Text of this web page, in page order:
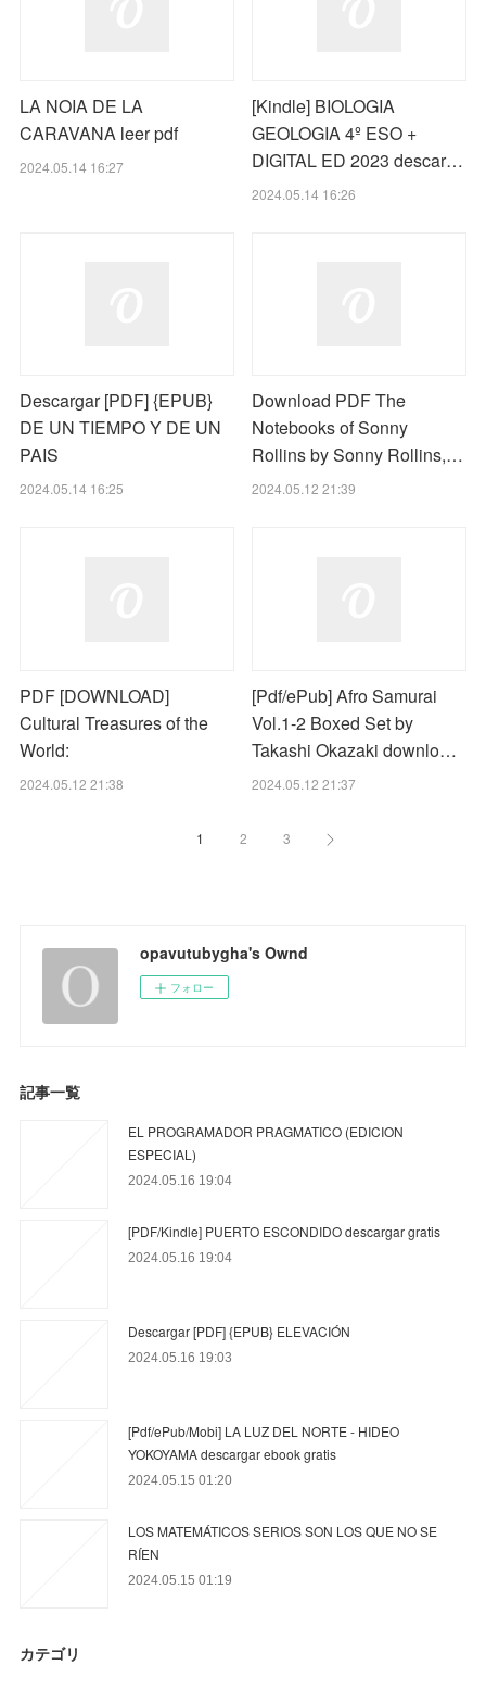
LA NOIA DE LA
CARAVANA leer pdf
2024.05.14 16:27
[Kindle] BIOLOGIA
GEOLOGIA 4º ESO +
DIGITAL ED 2023 descar…
2024.05.14 16:26
Descargar [PDF] {EPUB}
DE UN TIEMPO Y DE UN
PAIS
2024.05.14 16:25
Download PDF The
Notebooks of Sonny
Rollins by Sonny Rollins,…
2024.05.12 21:39
PDF [DOWNLOAD]
Cultural Treasures of the
World:
2024.05.12 21:38
[Pdf/ePub] Afro Samurai
Vol.1-2 Boxed Set by
Takashi Okazaki downlo…
2024.05.12 21:37
1 2 3
opavutubygha's Ownd
フォロー
記事一覧
EL PROGRAMADOR PRAGMATICO (EDICION
ESPECIAL)
2024.05.16 19:04
[PDF/Kindle] PUERTO ESCONDIDO descargar gratis
2024.05.16 19:04
Descargar [PDF] {EPUB} ELEVACIÓN
2024.05.16 19:03
[Pdf/ePub/Mobi] LA LUZ DEL NORTE - HIDEO
YOKOYAMA descargar ebook gratis
2024.05.15 01:20
LOS MATEMÁTICOS SERIOS SON LOS QUE NO SE
RÍEN
2024.05.15 01:19
カテゴリ